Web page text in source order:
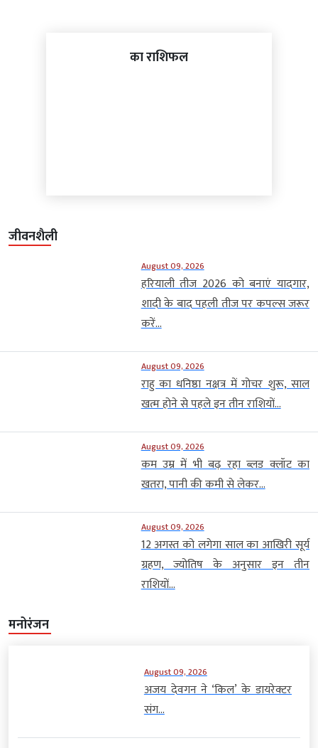
का राशिफल
जीवनशैली
August 09, 2026
हरियाली तीज 2026 को बनाएं यादगार,
शादी के बाद पहली तीज पर कपल्स जरूर
करें...
August 09, 2026
राहु का धनिष्ठा नक्षत्र में गोचर शुरू, साल
खत्म होने से पहले इन तीन राशियों...
August 09, 2026
कम उम्र में भी बढ़ रहा ब्लड क्लॉट का
खतरा, पानी की कमी से लेकर...
August 09, 2026
12 अगस्त को लगेगा साल का आखिरी सूर्य
ग्रहण, ज्योतिष के अनुसार इन तीन
राशियों...
मनोरंजन
August 09, 2026
अजय देवगन ने ‘किल’ के डायरेक्टर
संग...